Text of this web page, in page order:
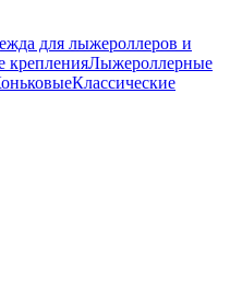
для лыжероллеров и
крепленияЛыжероллерные
Классические